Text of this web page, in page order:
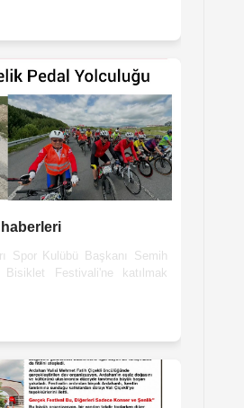
Spor Kulübü Başkanı Semih
Bisiklet Festivali'ne katılmak